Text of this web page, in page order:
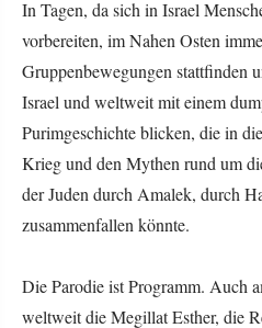
In Tagen, da sich in Israel
vorbereiten, im Nahen Osten
Gruppenbewegungen stattfinden
Israel und weltweit mit einem
Purimgeschichte blicken, die in
Krieg und den Mythen rund um
der Juden durch Amalek, durch
zusammenfallen könnte.
Die Parodie ist Programm. Auch
weltweit die Megillat Esther, die